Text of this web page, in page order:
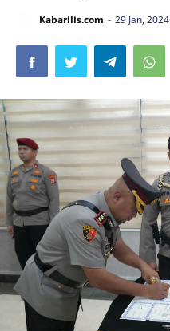
Kabarilis.com 29 Jan, 2024